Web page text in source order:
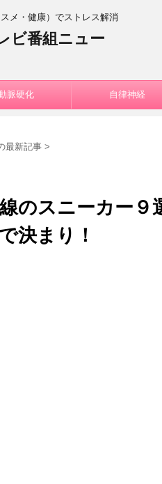
メ・健康）でストレス解消
ビ番組ニュー
脈硬化 自律神経
最新記事 >
のスニーカー
決まり！